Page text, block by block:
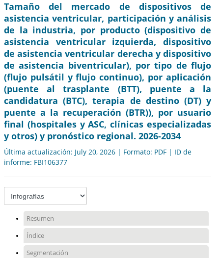
Tamaño del mercado de dispositivos de
asistencia ventricular, participación y análisis
de la industria, por producto (dispositivo de
asistencia ventricular izquierda, dispositivo
de asistencia ventricular derecha y dispositivo
de asistencia biventricular), por tipo de flujo
(flujo pulsátil y flujo continuo), por aplicación
(puente al trasplante (BTT), puente a la
candidatura (BTC), terapia de destino (DT) y
puente a la recuperación (BTR)), por usuario
final (hospitales y ASC, clínicas especializadas
y otros) y pronóstico regional. 2026-2034
Última actualización: July 20, 2026 | Formato: PDF | ID de
informe: FBI106377
Resumen
Índice
Segmentación